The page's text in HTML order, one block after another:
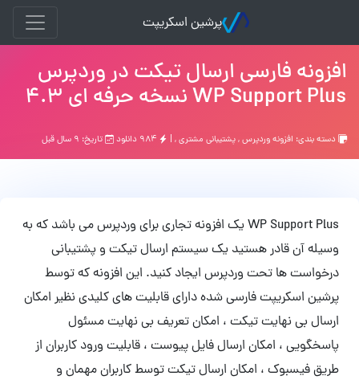
پرشین اسکریپت
افزونه فارسی ارسال تیکت در وردپرس
WP Support Plus نسخه حرفه ای 4.3
دسته بندی: افزونه وردپرس,پشتیبانی مشتری, | تاریخ: ۹ سال قبل
WP Support Plus یک افزونه تجاری برای وردپرس می باشد که به
وسیله آن قادر هستید یک سیستم ارسال تیکت و پشتیبانی
درخواست ها تحت وردپرس ایجاد کنید. این افزونه که توسط
پرشین اسکریپت فارسی شده دارای قابلیت های کلیدی نظیر امکان
ارسال بی نهایت تیکت ، امکان تعریف بی نهایت مسئول
پاسخگویی ، امکان ارسال فایل پیوست ، قابلیت ورود کاربران از
طریق فیسبوک ، امکان ارسال تیکت توسط کاربران مهمان و